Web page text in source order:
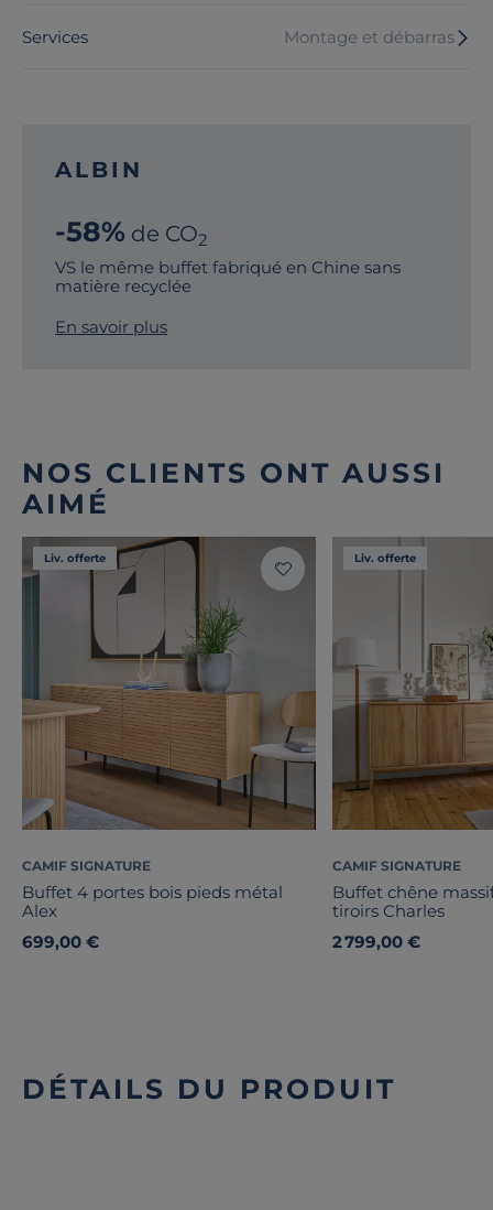
Services Montage et débarras
ALBIN
-58% de CO2
VS le même buffet fabriqué en Chine sans
matière recyclée
En savoir plus
NOS CLIENTS ONT AUSSI
AIMÉ
Liv. offerte
CAMIF SIGNATURE
Buffet 4 portes bois pieds métal
Alex
699,00 €
Liv. offerte
CAMIF SIGNATURE
Buffet chêne
tiroirs Charles
2 799,00 €
DÉTAILS DU PRODUIT